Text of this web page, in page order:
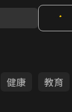
健康 教育